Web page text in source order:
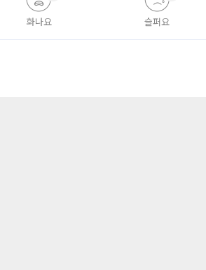
화나요 슬퍼요